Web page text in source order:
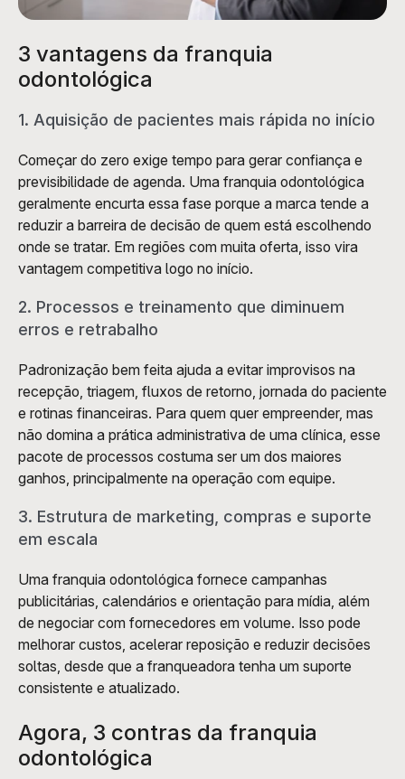
3 vantagens da franquia
odontológica
1. Aquisição de pacientes mais rápida no início
Começar do zero exige tempo para gerar confiança e
previsibilidade de agenda. Uma franquia odontológica
geralmente encurta essa fase porque a marca tende a
reduzir a barreira de decisão de quem está escolhendo
onde se tratar. Em regiões com muita oferta, isso vira
vantagem competitiva logo no início.
2. Processos e treinamento que diminuem
erros e retrabalho
Padronização bem feita ajuda a evitar improvisos na
recepção, triagem, fluxos de retorno, jornada do paciente
e rotinas financeiras. Para quem quer empreender, mas
não domina a prática administrativa de uma clínica, esse
pacote de processos costuma ser um dos maiores
ganhos, principalmente na operação com equipe.
3. Estrutura de marketing, compras e suporte
em escala
Uma franquia odontológica fornece campanhas
publicitárias, calendários e orientação para mídia, além
de negociar com fornecedores em volume. Isso pode
melhorar custos, acelerar reposição e reduzir decisões
soltas, desde que a franqueadora tenha um suporte
consistente e atualizado.
Agora, 3 contras da franquia
odontológica